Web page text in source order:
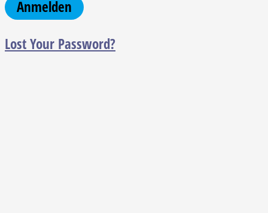
Lost Your Password?